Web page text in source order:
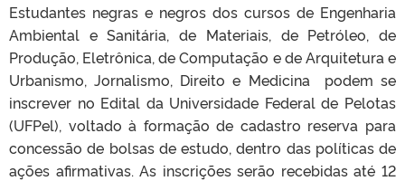
Estudantes negras e negros dos cursos de Engenharia
Ambiental e Sanitária, de Materiais, de Petróleo, de
Produção, Eletrônica, de Computação e de Arquitetura e
Urbanismo, Jornalismo, Direito e Medicina podem se
inscrever no Edital da Universidade Federal de Pelotas
(UFPel), voltado à formação de cadastro reserva para
concessão de bolsas de estudo, dentro das políticas de
ações afirmativas. As inscrições serão recebidas até 12